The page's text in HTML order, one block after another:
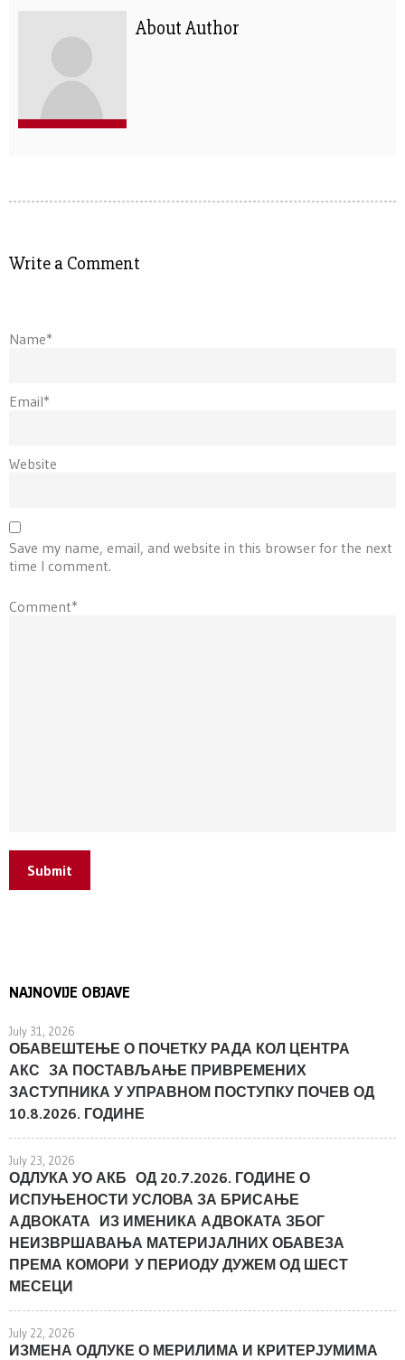
About Author
Write a Comment
Name*
Email*
Website
Save my name, email, and website in this browser for the next
time I comment.
Comment*
Submit
NAJNOVIJE OBJAVE
July 31, 2026
ОБАВЕШТЕЊЕ О ПОЧЕТКУ РАДА КОЛ ЦЕНТРА
АКС ЗА ПОСТАВЉАЊЕ ПРИВРЕМЕНИХ
ЗАСТУПНИКА У УПРАВНОМ ПОСТУПКУ ПОЧЕВ ОД
10.8.2026. ГОДИНЕ
July 23, 2026
ОДЛУКА УО АКБ ОД 20.7.2026. ГОДИНЕ О
ИСПУЊЕНОСТИ УСЛОВА ЗА БРИСАЊЕ
АДВОКАТА ИЗ ИМЕНИКА АДВОКАТА ЗБОГ
НЕИЗВРШАВАЊА МАТЕРИЈАЛНИХ ОБАВЕЗА
ПРЕМА КОМОРИ У ПЕРИОДУ ДУЖЕМ ОД ШЕСТ
МЕСЕЦИ
July 22, 2026
ИЗМЕНА ОДЛУКЕ О МЕРИЛИМА И КРИТЕРЈУМИМА